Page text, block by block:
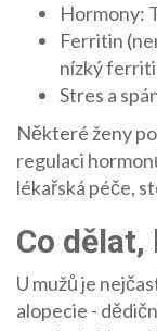
Hormony:
Ferritin
nízký
Stres a
Některé ženy
regulaci
lékařská péče,
Co
U mužů je
alopecie -